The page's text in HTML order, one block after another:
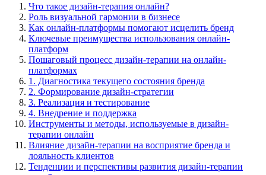
Что такое дизайн-терапия онлайн?
Роль визуальной гармонии в бизнесе
Как онлайн-платформы помогают исцелить бренд
Ключевые преимущества использования онлайн-
платформ
Пошаговый процесс дизайн-терапии на онлайн-
платформах
1. Диагностика текущего состояния бренда
2. Формирование дизайн-стратегии
3. Реализация и тестирование
4. Внедрение и поддержка
Инструменты и методы, используемые в дизайн-
терапии онлайн
Влияние дизайн-терапии на восприятие бренда и
лояльность клиентов
Тенденции и перспективы развития дизайн-терапии